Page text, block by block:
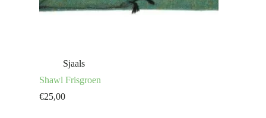
Sjaals
Shawl Frisgroen
€25,00